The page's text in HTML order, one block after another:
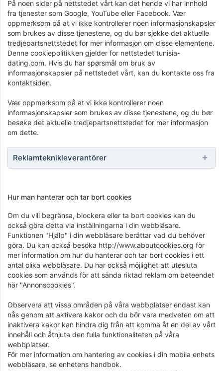
På noen sider på nettstedet vårt kan det hende vi har innhold
fra tjenester som Google, YouTube eller Facebook. Vær
oppmerksom på at vi ikke kontrollerer noen informasjonskapsler
som brukes av disse tjenestene, og du bør sjekke det aktuelle
tredjepartsnettstedet for mer informasjon om disse elementene.
Denne cookiepolitikken gjelder for nettstedet tunisia-
dating.com. Hvis du har spørsmål om bruk av
informasjonskapsler på nettstedet vårt, kan du kontakte oss fra
kontaktsiden.
Vær oppmerksom på at vi ikke kontrollerer noen
informasjonskapsler som brukes av disse tjenestene, og du bør
besøke det aktuelle tredjepartsnettstedet for mer informasjon
om dette.
Reklamteknikleverantörer
Hur man hanterar och tar bort cookies
Om du vill begränsa, blockera eller ta bort cookies kan du
också göra detta via inställningarna i din webbläsare.
Funktionen "Hjälp" i din webbläsare berättar vad du behöver
göra. Du kan också besöka http://www.aboutcookies.org för
mer information om hur du hanterar och tar bort cookies i ett
antal olika webbläsare. Du har också möjlighet att utesluta
cookies som används för att sända riktad reklam om beteendet
här "Annonscookies".
Observera att vissa områden på våra webbplatser endast kan
nås genom att aktivera kakor och du bör vara medveten om att
inaktivera kakor kan hindra dig från att komma åt en del av vårt
innehåll och åtnjuta den fulla funktionaliteten på våra
webbplatser.
För mer information om hantering av cookies i din mobila enhets
webbläsare, se enhetens handbok.